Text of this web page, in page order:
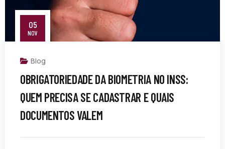
05
NOV
Blog
OBRIGATORIEDADE DA BIOMETRIA NO INSS:
QUEM PRECISA SE CADASTRAR E QUAIS
DOCUMENTOS VALEM